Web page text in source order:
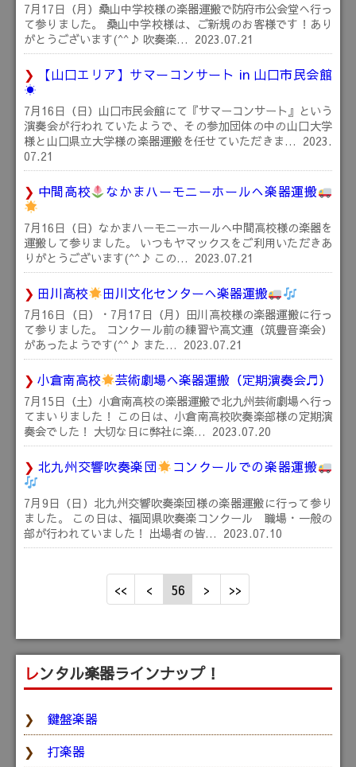
7月17日（月）桑山中学校様の楽器運搬で防府市公会堂へ行っ
て参りました。 桑山中学校様は、ご新規のお客様です！あり
がとうございます(^^♪ 吹奏楽… 2023.07.21
【山口エリア】サマーコンサート in 山口市民会館
☀
7月16日（日）山口市民会館にて『サマーコンサート』という
演奏会が行われていたようで、その参加団体の中の山口大学
様と山口県立大学様の楽器運搬を任せていただきま… 2023.
07.21
中間高校 なかまハーモニーホールへ楽器運搬
7月16日（日）なかまハーモニーホールへ中間高校様の楽器を
運搬して参りました。 いつもヤマックスをご利用いただきあ
りがとうございます(^^♪ この… 2023.07.21
田川高校 田川文化センターへ楽器運搬
7月16日（日）・7月17日（月）田川高校様の楽器運搬に行っ
て参りました。 コンクール前の練習や高文連（筑豊音楽会）
があったようです(^^♪ また… 2023.07.21
小倉南高校 芸術劇場へ楽器運搬（定期演奏会♬）
7月15日（土）小倉南高校の楽器運搬で北九州芸術劇場へ行っ
てまいりました！ この日は、小倉南高校吹奏楽部様の定期演
奏会でした！ 大切な日に弊社に楽… 2023.07.20
北九州交響吹奏楽団 コンクールでの楽器運搬
7月9日（日）北九州交響吹奏楽団様の楽器運搬に行って参り
ました。 この日は、福岡県吹奏楽コンクール 職場・一般の
部が行われていました！ 出場者の皆… 2023.07.10
56
レンタル楽器ラインナップ！
鍵盤楽器
打楽器